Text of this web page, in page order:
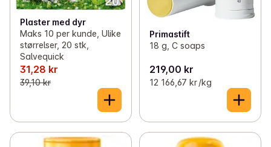
Plaster med dyr
Maks 10 per kunde, Ulike
størrelser, 20 stk,
Salvequick
31,28 kr
39,10 kr
Primastift
18 g, C soaps
219,00 kr
12 166,67 kr /kg